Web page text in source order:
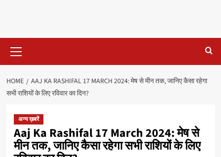
Menu
HOME
AAJ KA RASHIFAL 17 MARCH 2024: मेष से मीन तक, जानिए कैसा रहेगा
सभी राशियों के लिए रविवार का दिन?
अन्य ख़बरें
Aaj Ka Rashifal 17 March 2024: मेष से
मीन तक, जानिए कैसा रहेगा सभी राशियों के लिए